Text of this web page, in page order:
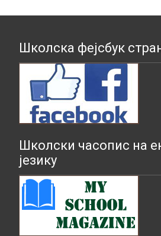
Школска фејсбук
Школски часопис на
језику